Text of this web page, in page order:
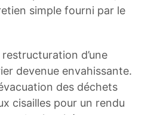
simple fourni par le
d’une
devenue envahissante.
des déchets
cisailles pour un rendu